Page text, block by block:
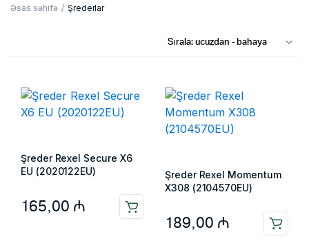
Əsas səhifə Şrederlar
Şreder Rexel Secure X6
EU (2020122EU)
165,00 ₼
Şreder Rexel Momentum
X308 (2104570EU)
189,00 ₼